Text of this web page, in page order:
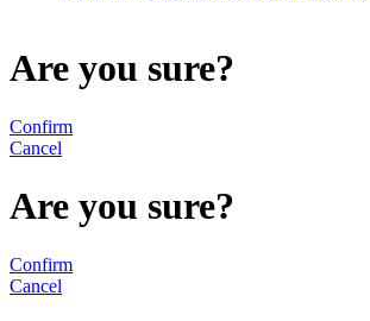
Are you sure?
Confirm
Cancel
Are you sure?
Confirm
Cancel